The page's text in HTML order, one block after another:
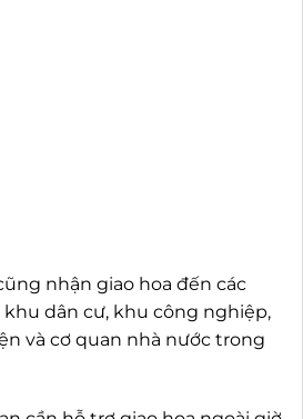
nhận giao hoa đến các
dân cư, khu công nghiệp,
và cơ quan nhà nước trong